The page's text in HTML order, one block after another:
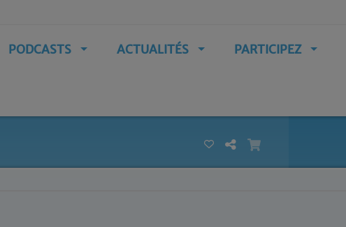
PODCASTS ACTUALITÉS PARTICIPEZ